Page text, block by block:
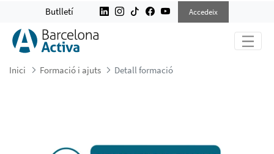
EINES PER PREVENIR I
Butlletí Accedeix
Inici Formació i ajuts Detall formació